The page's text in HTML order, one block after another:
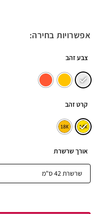
אפשרויות בחירה:
צבע זהב
קרט זהב
אורך שרשרת